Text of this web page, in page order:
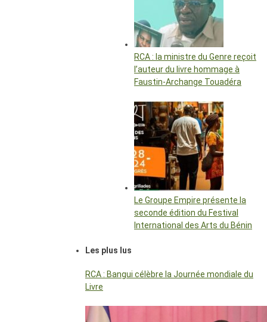
RCA : la ministre du Genre reçoit
l’auteur du livre hommage à
Faustin-Archange Touadéra
Le Groupe Empire présente la
seconde édition du Festival
International des Arts du Bénin
Les plus lus
RCA : Bangui célèbre la Journée mondiale du
Livre